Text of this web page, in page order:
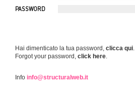
PASSWORD
Hai dimenticato la tua password, clicca qui.
Forgot your password, click here.
Info info@structuralweb.it